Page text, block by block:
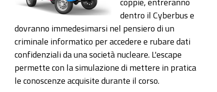
coppie, entreranno
dentro il Cyberbus e
dovranno immedesimarsi nel pensiero di un
criminale informatico per accedere e rubare dati
confidenziali da una società nucleare. L'escape
permette con la simulazione di mettere in pratica
le conoscenze acquisite durante il corso.